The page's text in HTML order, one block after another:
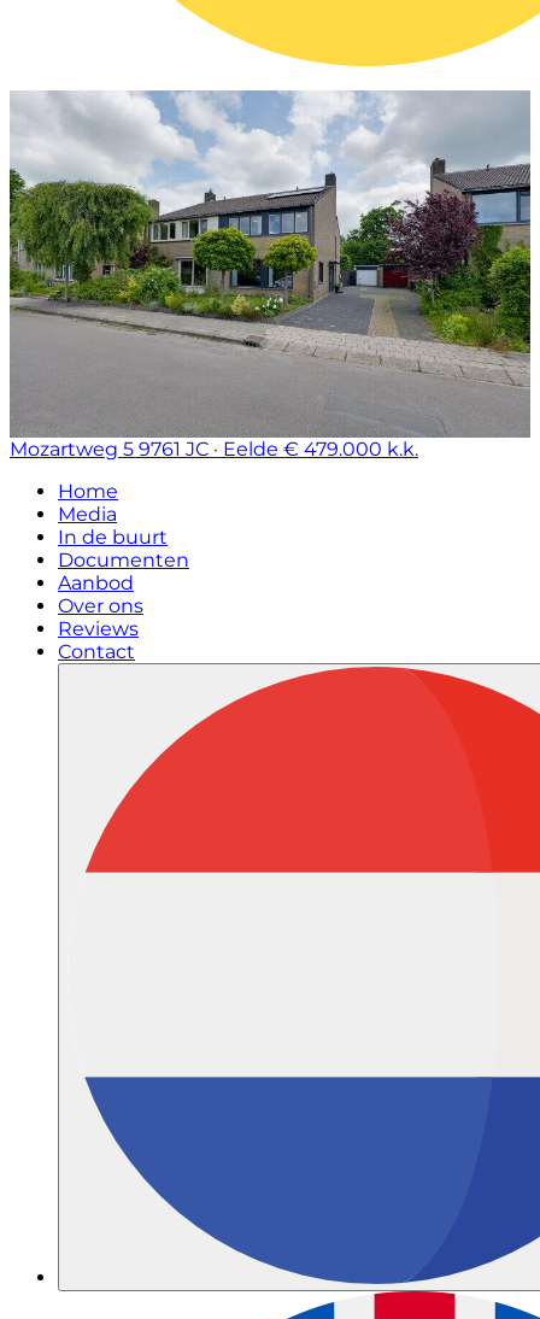
Mozartweg 5 9761 JC · Eelde € 479.000 k.k.
Home
Media
In de buurt
Documenten
Aanbod
Over ons
Reviews
Contact